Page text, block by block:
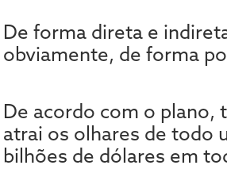
De forma direta e
obviamente, de forma
De acordo com o plano,
atrai os olhares de todo
bilhões de dólares em